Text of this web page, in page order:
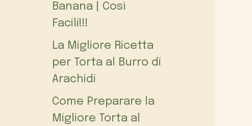
Banana | Così
Facili!!!
La Migliore Ricetta
per Torta al Burro di
Arachidi
Come Preparare la
Migliore Torta al